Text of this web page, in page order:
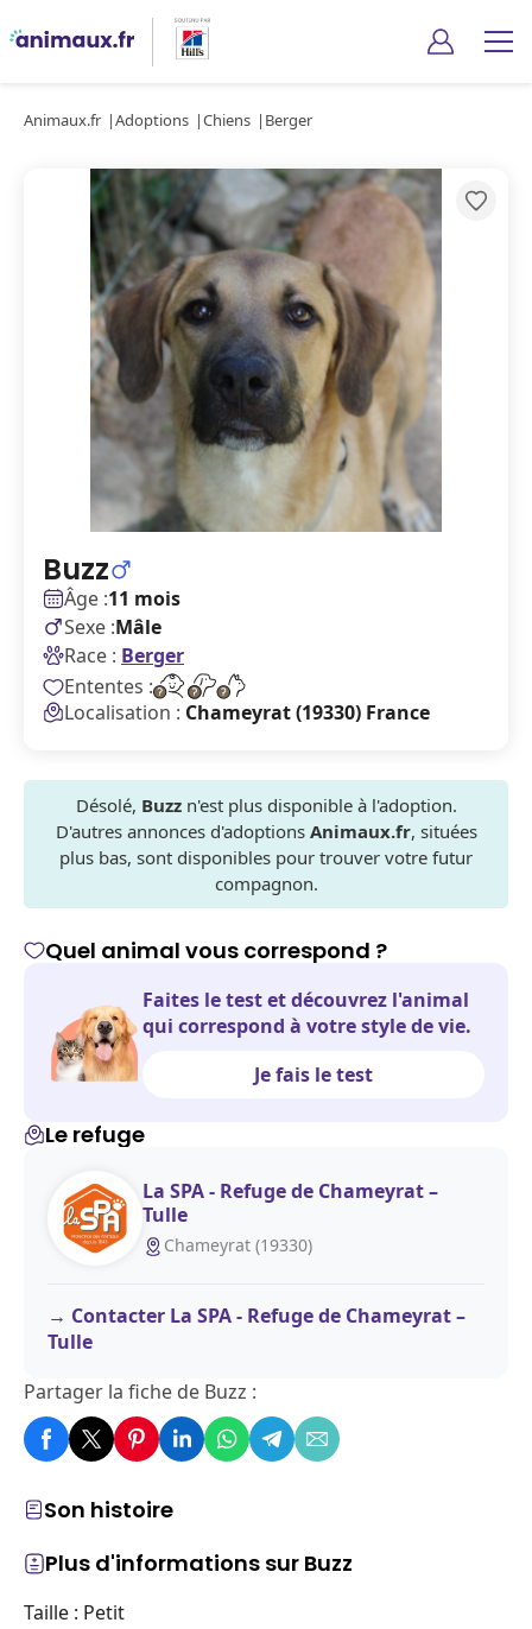
Animaux.fr Adoptions Chiens Berger
Buzz
Âge :11 mois
Sexe :Mâle
Race : Berger
Ententes :
Localisation : Chameyrat (19330) France
Désolé, Buzzn'est plus disponible à l'adoption.
D'autres annonces d'adoptions Animaux.fr, situées
plus bas, sont disponibles pour trouver votre futur
compagnon.
Son histoire
Plus d'informations sur Buzz
Taille : Petit
Quel animal vous correspond ?
Faites le test et découvrez l'animal
qui correspond à votre style de vie.
Je fais le test
Le refuge
La SPA - Refuge de Chameyrat –
Tulle
Chameyrat (19330)
Contacter La SPA - Refuge de Chameyrat –
Tulle
Partager la fiche de Buzz :